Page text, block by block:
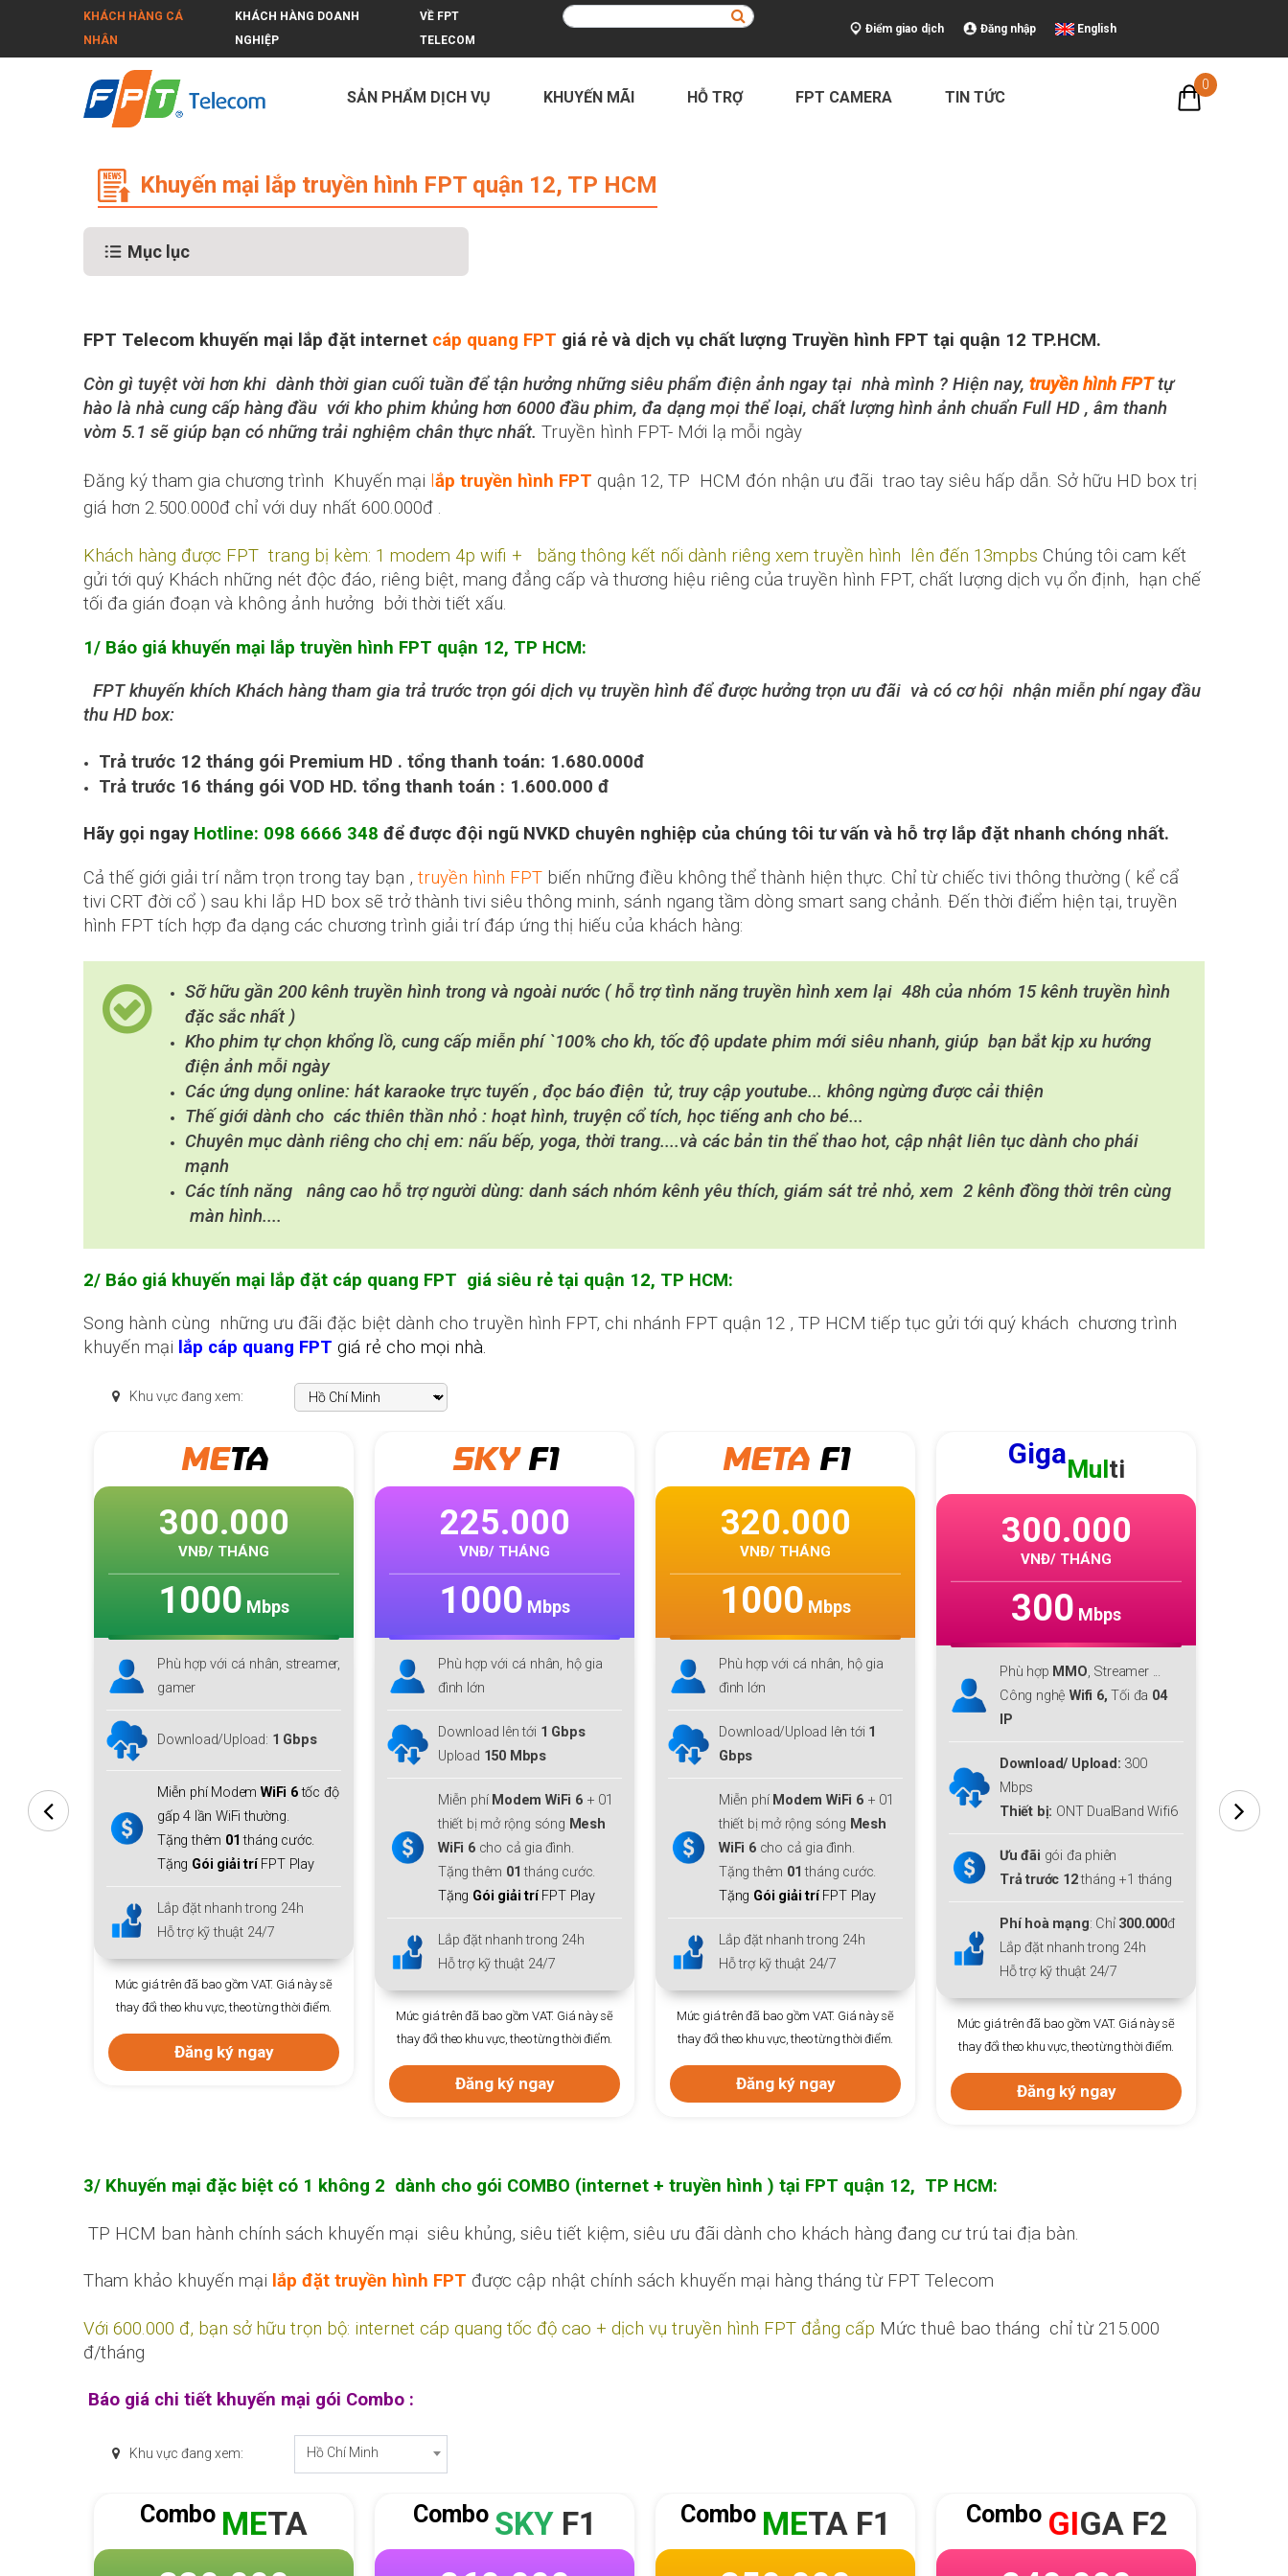
KHÁCH HÀNG CÁ
NHÂN
KHÁCH HÀNG DOANH
NGHIỆP
VỀ FPT
TELECOM
Điểm giao dịch Đăng nhập English
SẢN PHẨM DỊCH VỤ KHUYẾN MÃI HỖ TRỢ FPT CAMERA TIN TỨC
0
Khuyến mại lắp truyền hình FPT quận 12, TP HCM
Mục lục
FPT Telecom khuyến mại lắp đặt internet cáp quang FPT giá rẻ và dịch vụ chất lượng Truyền hình FPT tại quận 12 TP.HCM.
Còn gì tuyệt vời hơn khi dành thời gian cuối tuần để tận hưởng những siêu phẩm điện ảnh ngay tại nhà mình ? Hiện nay, truyền hình FPTtự
hào là nhà cung cấp hàng đầu với kho phim khủng hơn 6000 đầu phim, đa dạng mọi thể loại, chất lượng hình ảnh chuẩn Full HD , âm thanh
vòm 5.1 sẽ giúp bạn có những trải nghiệm chân thực nhất. Truyền hình FPT- Mới lạ mỗi ngày
Đăng ký tham gia chương trình Khuyến mại ắp truyền hình FPT quận 12, TP HCM đón nhận ưu đãi trao tay siêu hấp dẫn. Sở hữu HD box trị
giá hơn 2.500.000đ chỉ với duy nhất 600.000đ .
Khách hàng được FPT trang bị kèm: 1 modem 4p wifi + băng thông kết nối dành riêng xem truyền hình lên đến 13mpbs Chúng tôi cam kết
gửi tới quý Khách những nét độc đáo, riêng biệt, mang đẳng cấp và thương hiệu riêng của truyền hình FPT, chất lượng dịch vụ ổn định, hạn chế
tối đa gián đoạn và không ảnh hưởng bởi thời tiết xấu.
1/ Báo giá khuyến mại lắp truyền hình FPT quận 12, TP HCM:
FPT khuyến khích Khách hàng tham gia trả trước trọn gói dịch vụ truyền hình để được hưởng trọn ưu đãi và có cơ hội nhận miễn phí ngay đầu
thu HD box:
Trả trước 12 tháng gói Premium HD . tổng thanh toán: 1.680.000đ
Trả trước 16 tháng gói VOD HD. tổng thanh toán : 1.600.000 đ
Hãy gọi ngay Hotline: 098 6666 348 để được đội ngũ NVKD chuyên nghiệp của chúng tôi tư vấn và hỗ trợ lắp đặt nhanh chóng nhất.
Cả thế giới giải trí nằm trọn trong tay bạn , truyền hình FPT biến những điều không thể thành hiện thực. Chỉ từ chiếc tivi thông thường ( kể cẩ
tivi CRT đời cổ ) sau khi lắp HD box sẽ trở thành tivi siêu thông minh, sánh ngang tầm dòng smart sang chảnh. Đến thời điểm hiện tại, truyền
hình FPT tích hợp đa dạng các chương trình giải trí đáp ứng thị hiếu của khách hàng:
Sỡ hữu gần 200 kênh truyền hình trong và ngoài nước ( hỗ trợ tình năng truyền hình xem lại 48h của nhóm 15 kênh truyền hình
đặc sắc nhất )
Kho phim tự chọn khổng lồ, cung cấp miễn phí `100% cho kh, tốc độ update phim mới siêu nhanh, giúp bạn bắt kịp xu hướng
điện ảnh mỗi ngày
Các ứng dụng online: hát karaoke trực tuyến , đọc báo điện tử, truy cập youtube... không ngừng được cải thiện
Thế giới dành cho các thiên thần nhỏ : hoạt hình, truyện cổ tích, học tiếng anh cho bé...
Chuyên mục dành riêng cho chị em: nấu bếp, yoga, thời trang....và các bản tin thể thao hot, cập nhật liên tục dành cho phái
mạnh
Các tính năng nâng cao hỗ trợ người dùng: danh sách nhóm kênh yêu thích, giám sát trẻ nhỏ, xem 2 kênh đồng thời trên cùng
màn hình....
2/ Báo giá khuyến mại lắp đặt cáp quang FPT giá siêu rẻ tại quận 12, TP HCM:
Song hành cùng những ưu đãi đặc biệt dành cho truyền hình FPT, chi nhánh FPT quận 12 , TP HCM tiếp tục gửi tới quý khách chương trình
khuyến mại lắp cáp quang FPT giá rẻ cho mọi nhà.
Khu vực đang xem:
tốc độ
SKYF1
225.000
VNĐ/ THÁNG
1000Mbps
Phù hợp với cá nhân, hộ gia
đình lớn
Download lên tới 1 Gbps
Miễn phíModem WiFi 6+ 01
thiết bị mở rộng sóng
WiFi 6cho cả gia đình.
Tặng thêm01 tháng cước.
Lắp đặt nhanh trong 24h
Hỗ trợ kỹ thuật 24/7
Mức giá trên đã bao gồm VAT. Giá này sẽ
thay đổi theo khu vực, theo từng thời điểm.
METAF1
320.000
VNĐ/ THÁNG
1000Mbps
Phù hợp với cá nhân, hộ gia
đình lớn
Download/Upload lên tới
Gbps
Miễn phí Modem WiFi 6 + 01
thiết bị mở rộng sóngMesh
WiFi 6cho cả gia đình.
Tặng thêm01tháng cước.
TặngGói giải tríFPT Play
Lắp đặt nhanh trong 24h
Hỗ trợ kỹ thuật 24/7
Mức giá trên đã bao gồm VAT. Giá này sẽ
thay đổi theo khu vực, theo từng thời điểm.
Đăng ký ngay
GigaMulti
300.000
VNĐ/ THÁNG
300 Mbps
Phù hợpMMO , Streamer ...
Công nghệ
Download/ Upload:
Thiết bị:
Ưu đãigói đa phiên
Trả trước 12tháng +1 tháng
Lắp đặt nhanh trong 24h
Hỗ trợ kỹ thuật 24/7
Mức giá trên đã bao gồm VAT. Giá này sẽ
thay đổi theo khu vực, theo từng thời điểm.
Đăng ký ngay
GIGAF1
215.000
VNĐ/ THÁNG
300Mbps
Phù hợp với cá nhân, hộ gia
đình lớn
Upload
300 Mbps
Miễn phí
thiết bị mở rộng sóng
WiFi 6
cho cả gia đình.
Tặng thêm01 tháng cước.
Lắp đặt nhanh trong 24h
Hỗ trợ kỹ thuật 24/7
Mức giá trên đã bao gồm VAT. Giá này sẽ
thay đổi theo khu vực, theo từng thời điểm.
Đăng ký ngay
3/ Khuyến mại đặc biệt có 1 không 2 dành cho gói COMBO (internet + truyền hình ) tại FPT quận 12, TP HCM:
TP HCM ban hành chính sách khuyến mại siêu khủng, siêu tiết kiệm, siêu ưu đãi dành cho khách hàng đang cư trú tai địa bàn.
Tham khảo khuyến mại lắp đặt truyền hình FPT được cập nhật chính sách khuyến mại hàng tháng từ FPT Telecom
Với 600.000 đ, bạn sở hữu trọn bộ: internet cáp quang tốc độ cao + dịch vụ truyền hình FPT đẳng cấp Mức thuê bao tháng chỉ từ 215.000
đ/tháng
Báo giá chi tiết khuyến mại gói Combo :
Khu vực đang xem: Hồ Chí Minh
TA Combo F1 Combo TA F1 ComboGI GA F2 Combo